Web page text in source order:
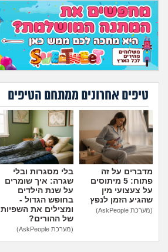
טיפים אחרונים ממתחם הטיפים
מדברים על זה
פתוח: 5 מיתוסים
על צעצועי מין
שהגיע הזמן לנפץ
(מערכת AskPeople)
בלי מסגרות ובלי
שגרה: איך שומרים
על שנת הילדים
בחופש הגדול -
ומצילים את השפיות
של ההורים?
(מערכת AskPeople)